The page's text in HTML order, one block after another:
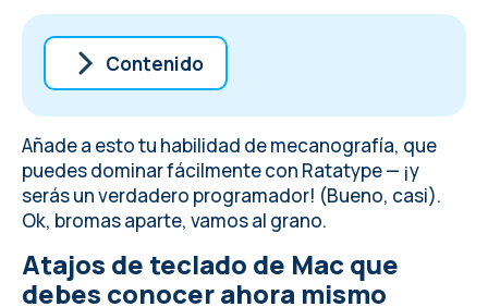
Contenido
Atajos de teclado de Mac que debes
conocer ahora mismo
Atajos para el navegador
Cómo hacer capturas de pantalla en
macOS
para trabajar con textos
Atajos para acciones del sistema
Añade a esto tu habilidad de mecanografía, que
puedes dominarfácilmente con Ratatype— ¡y
serás un verdadero programador! (Bueno, casi).
Ok, bromas aparte, vamos al grano.
Atajos de teclado de Mac que
debes conocer ahora mismo